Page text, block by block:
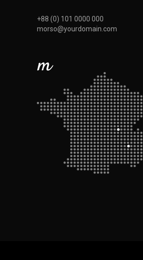
+88 (0) 101 0000 000
morso@yourdomain.com